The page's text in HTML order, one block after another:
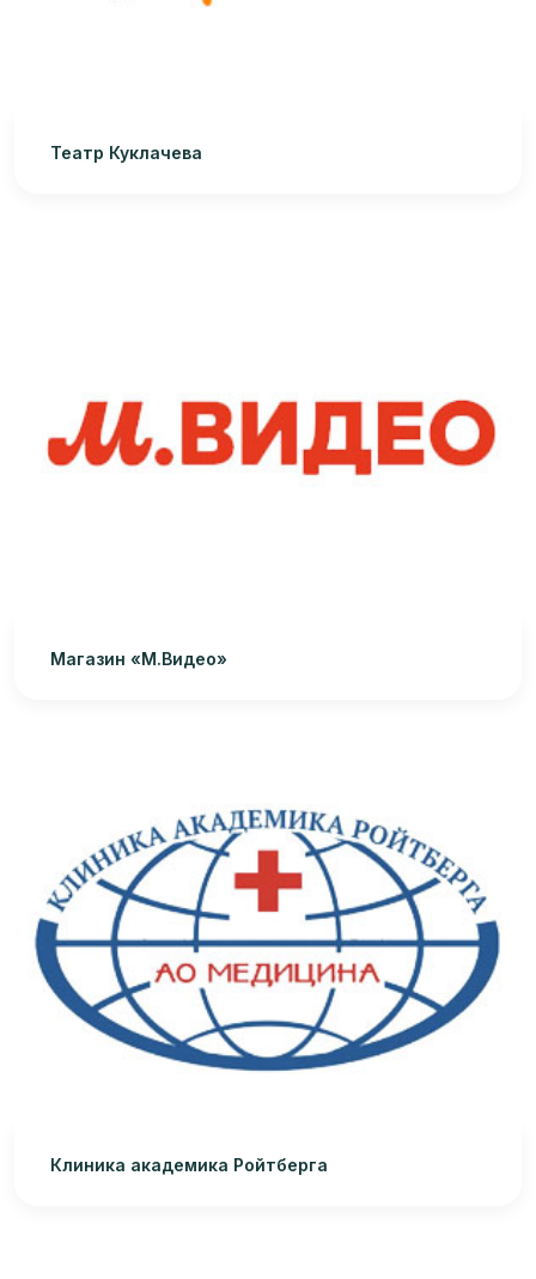
Театр Куклачева
Магазин «М.Видео»
Клиника академика Ройтберга